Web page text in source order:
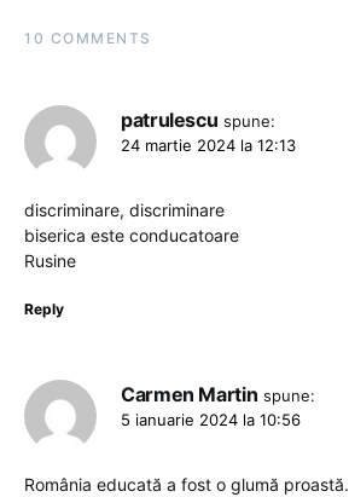
10 COMMENTS
patrulescu spune:
24 martie 2024 la 12:13
discriminare, discriminare
biserica este conducatoare
Rusine
Reply
Carmen Martin spune:
5 ianuarie 2024 la 10:56
România educată a fost o glumă proastă.